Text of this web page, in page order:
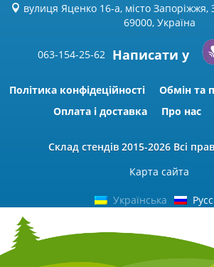
вулиця Яценко 16-а, місто Запоріжжя,
69000, Україна
063-154-25-62 Написати у
Політика конфідеційності
Обмін та
Оплата і доставка
Про нас
Склад стендів 2015-2026 Всі
Карта сайта
Українська